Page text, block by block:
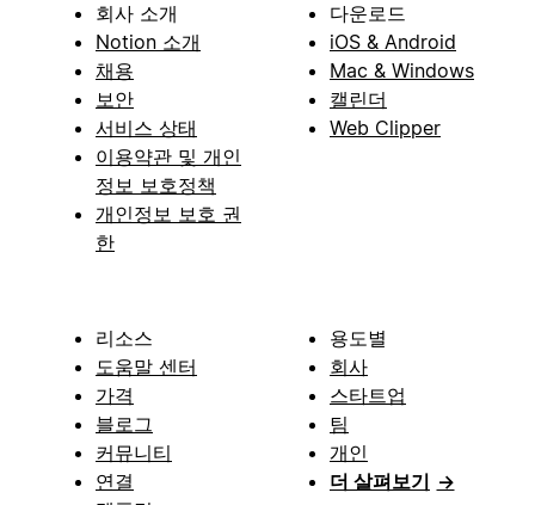
회사 소개
Notion 소개
채용
보안
서비스 상태
이용약관 및 개인
정보 보호정책
개인정보 보호 권
한
다운로드
iOS & Android
Mac & Windows
캘린더
Web Clipper
리소스
도움말 센터
가격
블로그
커뮤니티
연결
용도별
회사
스타트업
팀
개인
더 살펴보기 →